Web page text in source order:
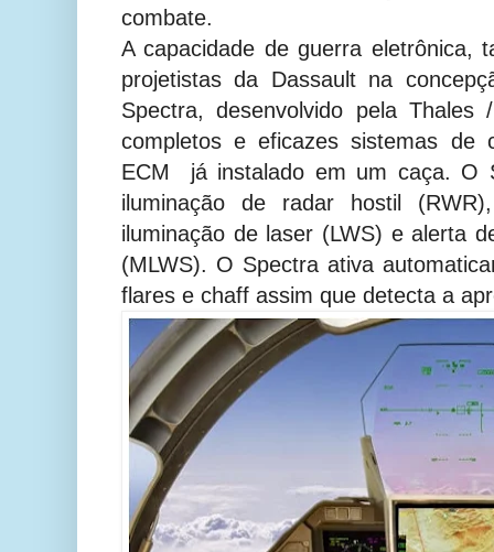
combate.
A capacidade de guerra eletrônica,
projetistas da Dassault na
Spectra, desenvolvido pela
completos e eficazes sistemas de
ECM já instalado em um caça. O
iluminação de radar hostil
iluminação de laser (LWS) e alerta
(MLWS). O Spectra ativa
flares e chaff assim que detecta a